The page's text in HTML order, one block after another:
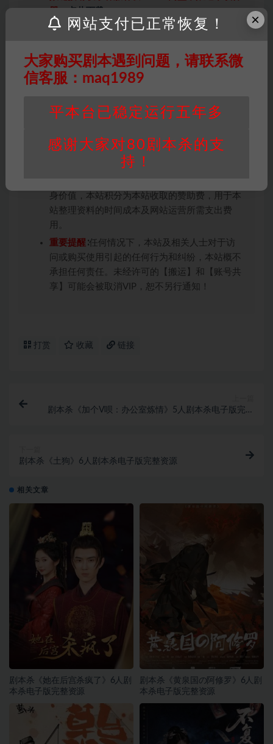
免责声明： 本站所有剧本杀资源均为网友分享
用于商业用途!任何人访问、浏览本站，购买或
未购买，即代表已阅读本声明，理解并同意受本
条约约束，并遵守所有适用的法律法规。
版权归属：本站提供的任何剧本杀资源内容的版
权均属于机关版权或权利人。如有侵权，请发邮
件通知并提供相关证实资料至邮箱
448271243@qq.com，如若情况属实，我们将
会在三天内下架相关剧本攻略。
身价值，本站积分为本站收取的赞助费，用于本
站整理资料的时间成本及网站运营所需支出费
用。
重要提醒 ∶任何情况下，本站及相关人士对于访
问或购买使用引起的任何行为和纠纷，本站概不
承担任何责任。未经许可的【搬运】和【账号共
享】可能会被取消VIP，恕不另行通知！
打赏 收藏 链接
剧本杀《加个V呗：办公室炼情》5人剧本杀电子版完整
剧本杀《土狗》6人剧本杀电子版完整资源
相关文章
剧本杀《她在后宫杀疯了》6人剧
本杀电子版完整资源
剧本杀《黄泉国の阿修罗》6人剧
本杀电子版完整资源
×
网站支付已正常恢复！
大家购买剧本遇到问题，请联系微
信客服：maq1989
平本台已稳定运行五年多
感谢大家对80剧本杀的支
持！